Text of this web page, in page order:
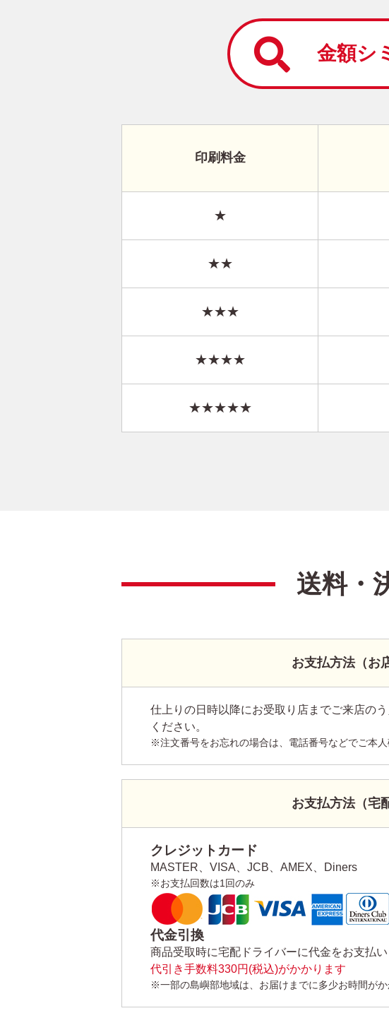
金額シ
印刷料金
★
★★
★★★
★★★★
★★★★★
送料・
お支払方法（お
仕上りの日時以降にお受取り店までご来店の
ください。
※注文番号をお忘れの場合は、電話番号などでご本
お支払方法（宅
クレジットカード
MASTER、VISA、JCB、AMEX、Diners
※お支払回数は1回のみ
代金引換
商品受取時に宅配ドライバーに代金をお支払い
代引き手数料330円(税込)がかかります
※一部の島嶼部地域は、お届けまでに多少お時間が